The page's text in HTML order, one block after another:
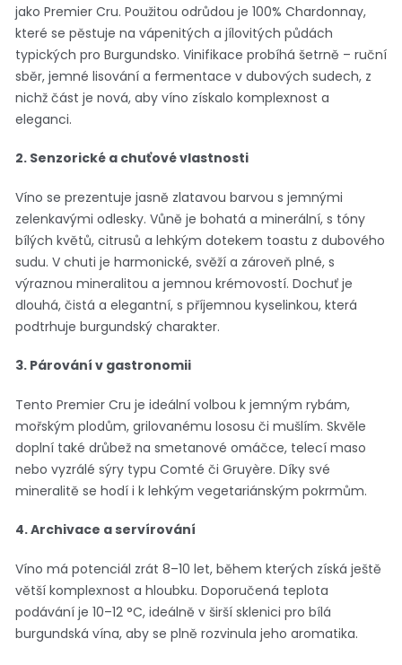
jako Premier Cru. Použitou odrůdou je 100% Chardonnay,
které se pěstuje na vápenitých a jílovitých půdách
typických pro Burgundsko. Vinifikace probíhá šetrně – ruční
sběr, jemné lisování a fermentace v dubových sudech, z
nichž část je nová, aby víno získalo komplexnost a
eleganci.
2. Senzorické a chuťové vlastnosti
Víno se prezentuje jasně zlatavou barvou s jemnými
zelenkavými odlesky. Vůně je bohatá a minerální, s tóny
bílých květů, citrusů a lehkým dotekem toastu z dubového
sudu. V chuti je harmonické, svěží a zároveň plné, s
výraznou mineralitou a jemnou krémovostí. Dochuť je
dlouhá, čistá a elegantní, s příjemnou kyselinkou, která
podtrhuje burgundský charakter.
3. Párování v gastronomii
Tento Premier Cru je ideální volbou k jemným rybám,
mořským plodům, grilovanému lososu či mušlím. Skvěle
doplní také drůbež na smetanové omáčce, telecí maso
nebo vyzrálé sýry typu Comté či Gruyère. Díky své
mineralitě se hodí i k lehkým vegetariánským pokrmům.
4. Archivace a servírování
Víno má potenciál zrát 8–10 let, během kterých získá ještě
větší komplexnost a hloubku. Doporučená teplota
podávání je 10–12 °C, ideálně v širší sklenici pro bílá
burgundská vína, aby se plně rozvinula jeho aromatika.